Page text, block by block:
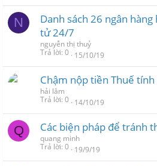
N
Danh sách 26 ngân
tử 24/7
nguyễn thị thuỷ
Trả lời 0 15/10/19
Chậm nộp tiền Thuế
hải lâm
Trả lời 0 14/10/19
Q Các biện pháp để tránh
quang minh
Trả lời 0 19/9/19